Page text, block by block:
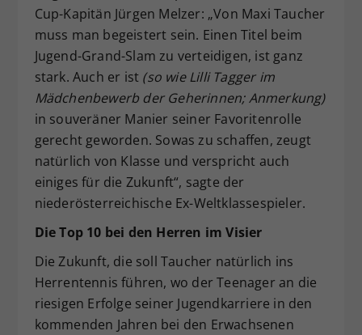
Cup-Kapitän Jürgen Melzer: „Von Maxi Taucher
muss man begeistert sein. Einen Titel beim
Jugend-Grand-Slam zu verteidigen, ist ganz
stark. Auch er ist (so wie Lilli Tagger im
Mädchenbewerb der Geherinnen; Anmerkung)
in souveräner Manier seiner Favoritenrolle
gerecht geworden. Sowas zu schaffen, zeugt
natürlich von Klasse und verspricht auch
einiges für die Zukunft“, sagte der
niederösterreichische Ex-Weltklassespieler.
Die Top 10 bei den Herren im Visier
Die Zukunft, die soll Taucher natürlich ins
Herrentennis führen, wo der Teenager an die
riesigen Erfolge seiner Jugendkarriere in den
kommenden Jahren bei den Erwachsenen